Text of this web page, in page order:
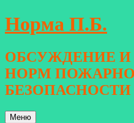
Перейти
к
Норма П.Б.
ОБСУЖДЕНИЕ И
НОРМ
БЕЗОПАСНОСТИ
Меню